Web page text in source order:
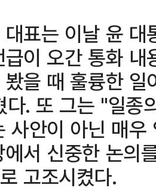
표는 이날 윤
이 오간 통화
을 때 훌륭한
. 또 그는 "일종
사안이 아닌 매
서 신중한 논의
고조시켰다.